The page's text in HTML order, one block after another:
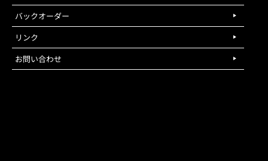
バックオーダー
リンク
お問い合わせ